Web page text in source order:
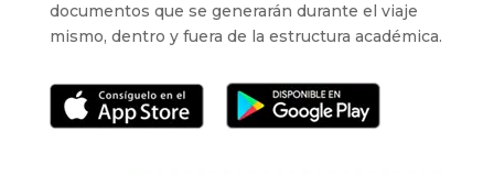
documentos que se generarán durante el viaje
mismo, dentro y fuera de la estructura académica.